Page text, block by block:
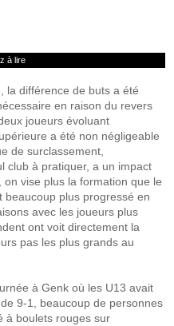
à lire
la différence de buts a été
en raison du revers
joueurs évoluant
a été non négligeable
de surclassement,
club à pratiquer, a un impact
vise plus la formation que le
beaucoup plus progressé en
avec les joueurs plus
ont voit directement la
pas les plus grands au
à Genk où les U13 avait
9-1, beaucoup de personnes
à boulets rouges sur